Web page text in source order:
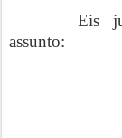
Eis
assunto: